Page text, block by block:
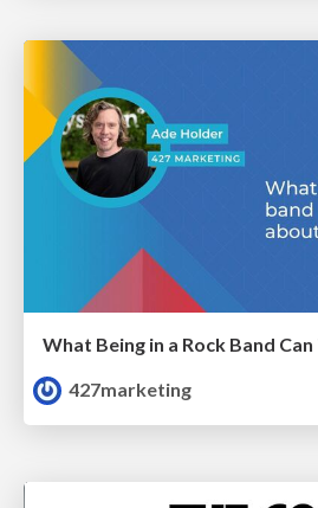
427marketing